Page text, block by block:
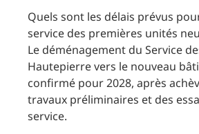
Quels sont les délais prévus
service des premières unités
Le déménagement du Service
Hautepierre vers le nouveau
confirmé pour 2028, après
travaux préliminaires et des
service.